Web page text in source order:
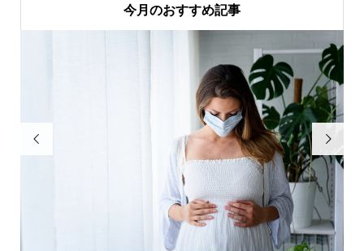
今月のおすすめ記事
 